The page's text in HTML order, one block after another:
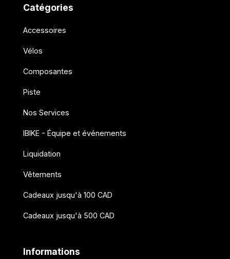
Catégories
Accessoires
Vélos
Composantes
Piste
Nos Services
IBIKE - Équipe et événements
Liquidation
Vêtements
Cadeaux jusqu'à 100 CAD
Cadeaux jusqu'à 500 CAD
Informations